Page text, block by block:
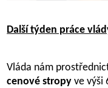
Další týden práce
Vláda nám
cenové stropy ve výši